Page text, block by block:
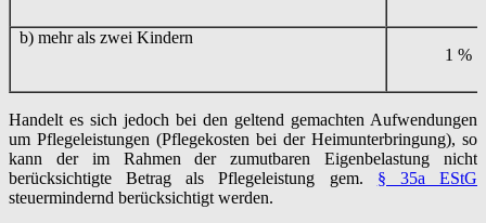
b) mehr als zwei Kindern
1 %
Handelt es sich jedoch bei den geltend gemachten Aufwendungen
um Pflegeleistungen (Pflegekosten bei der Heimunterbringung), so
kann der im Rahmen der zumutbaren Eigenbelastung nicht
berücksichtigte Betrag als Pflegeleistung gem. § 35a EStG
steuermindernd berücksichtigt werden.